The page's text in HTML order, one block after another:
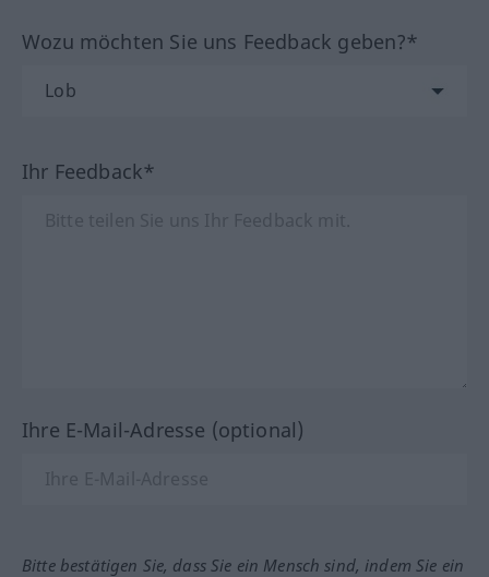
Wozu möchten Sie uns Feedback geben?*
Ihr Feedback*
Ihre E-Mail-Adresse (optional)
Bitte bestätigen Sie, dass Sie ein Mensch sind, indem Sie ein